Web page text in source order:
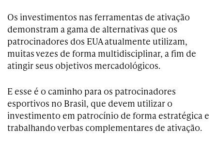
Os investimentos nas ferramentas de ativação
demonstram a gama de alternativas que os
patrocinadores dos EUA atualmente utilizam,
muitas vezes de forma multidisciplinar, a fim de
atingir seus objetivos mercadológicos.
E esse é o caminho para os patrocinadores
esportivos no Brasil, que devem utilizar o
investimento em patrocínio de forma estratégica e
trabalhando verbas complementares de ativação.